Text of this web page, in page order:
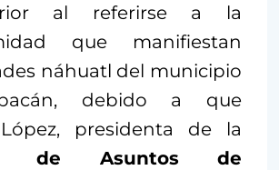
al referirse a la
que manifiestan
náhuatl del municipio
debido a que
presidenta de la
de Asuntos de